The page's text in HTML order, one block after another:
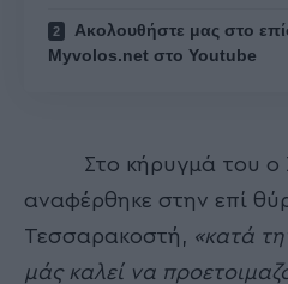
Ακολουθήστε μας στο
Myvolos.net στο Youtube
Στο κήρυγμά του ο
αναφέρθηκε στην επί
Τεσσαρακοστή,
«κατά
μάς καλεί να